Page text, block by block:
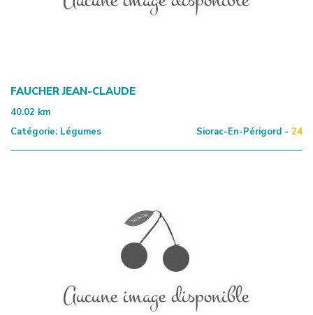
FAUCHER JEAN-CLAUDE
40.02 km
Catégorie: Légumes Siorac-En-Périgord - 24